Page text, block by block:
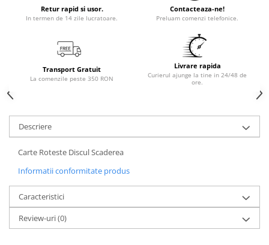
Retur rapid si usor.
In termen de 14 zile lucratoare.
Contacteaza-ne!
Preluam comenzi telefonice.
Transport Gratuit
La comenzile peste 350 RON
Livrare rapida
Curierul ajunge la tine in 24/48 de
ore.
Descriere
Carte Roteste Discul Scaderea
Informatii conformitate produs
Caracteristici
Review-uri(0)